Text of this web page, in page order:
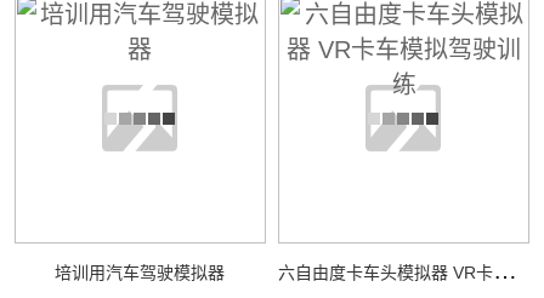
培训用汽车驾驶模拟器 六
自由度卡车头模拟器 VR卡车模拟驾驶训练